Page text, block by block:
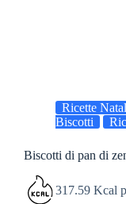
Ricette
Biscotti
Biscotti di pan di
317.59 Kcal